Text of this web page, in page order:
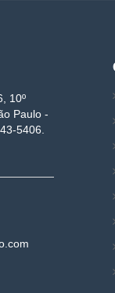
10º
Paulo -
5406.